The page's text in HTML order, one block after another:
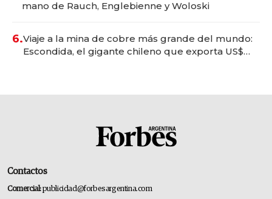
mano de Rauch, Englebienne y Woloski
6.Viaje a la mina de cobre más grande del mundo:
Escondida, el gigante chileno que exporta US$
Contactos
Comercial:publicidad@forbesargentina.com